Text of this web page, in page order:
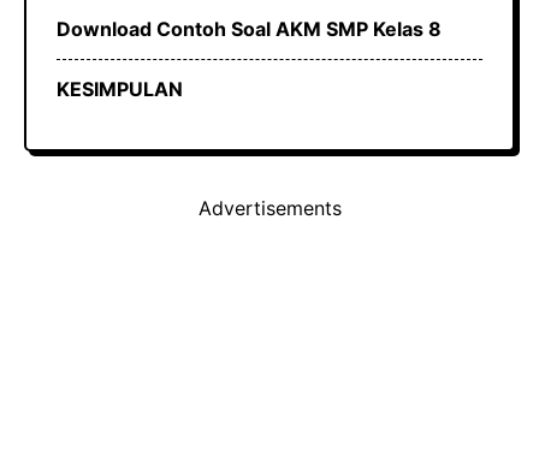
Download Contoh Soal AKM SMP Kelas 8
KESIMPULAN
Advertisements